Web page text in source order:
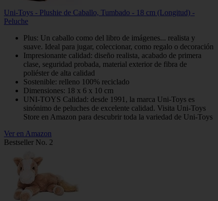
Uni-Toys - Plushie de Caballo, Tumbado - 18 cm (Longitud) -
Peluche
Plus: Un caballo como del libro de imágenes... realista y
suave. Ideal para jugar, coleccionar, como regalo o decoración
Impresionante calidad: diseño realista, acabado de primera
clase, seguridad probada, material exterior de fibra de
poliéster de alta calidad
Sostenible: relleno 100% reciclado
Dimensiones: 18 x 6 x 10 cm
UNI-TOYS Calidad: desde 1991, la marca Uni-Toys es
sinónimo de peluches de excelente calidad. Visita Uni-Toys
Store en Amazon para descubrir toda la variedad de Uni-Toys
Ver en Amazon
Bestseller No. 2